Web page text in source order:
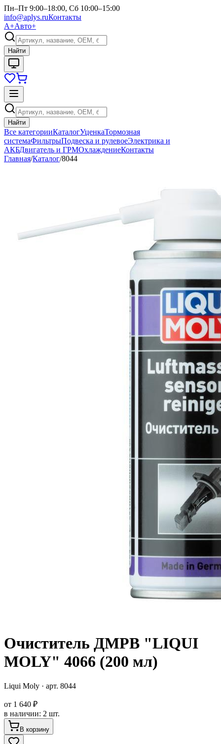
Пн–Пт 9:00–18:00, Сб 10:00–15:00
info@aplys.ruКонтакты
А+Авто+
Найти
Найти
Все категорииКаталогУценкаТормозная
системаФильтрыПодвеска и рулевоеЭлектрика и
АКБДвигатель и ГРМОхлаждениеКонтакты
Главная/Каталог/8044
Очиститель ДМРВ "LIQUI
MOLY" 4066 (200 мл)
Liqui Moly · арт. 8044
от 1 640 ₽
в наличии: 2 шт.
В корзину